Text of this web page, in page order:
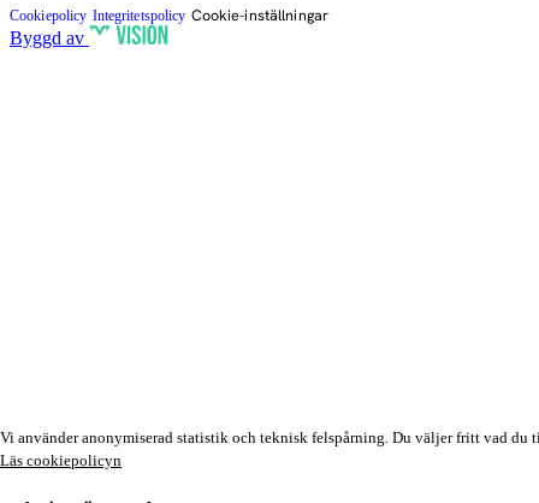
Cookiepolicy Integritetspolicy Cookie-inställningar
Byggd av
Vi använder anonymiserad statistik och teknisk felspårning. Du väljer fritt vad du
Läs cookiepolicyn